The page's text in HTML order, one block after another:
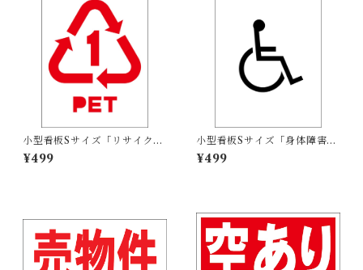
小型看板Sサイズ「リサイクル
PETボトル（赤）」 屋外可
【その他・マーク】
¥499
小型看板Sサイズ「身体障害者
マーク（黒）」 屋外可【その
他・マーク】
¥499